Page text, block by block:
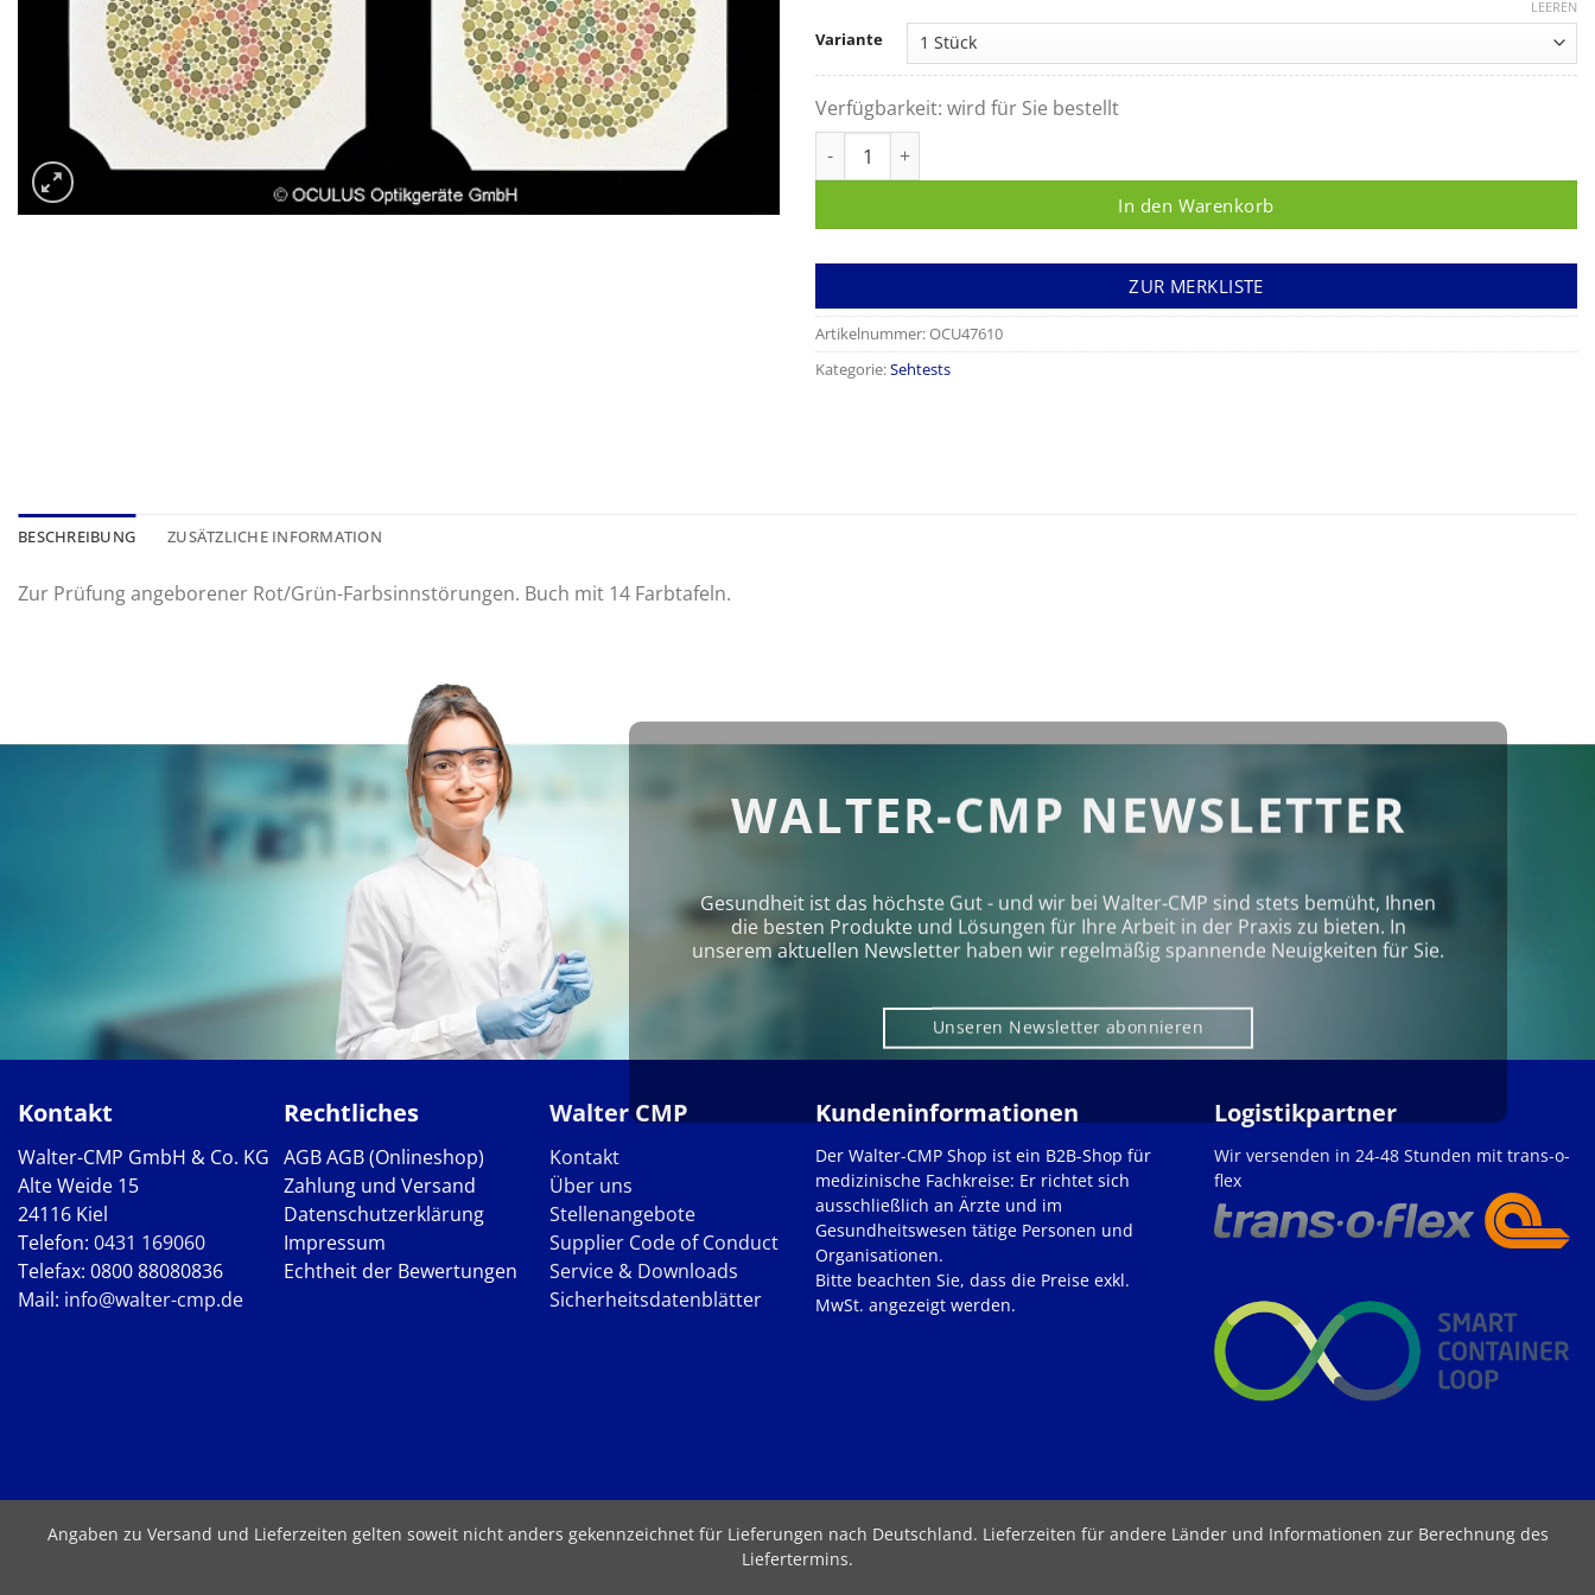
Variante
LEEREN
Verfügbarkeit: wird für Sie bestellt
In den Warenkorb
ZUR MERKLISTE
Artikelnummer:OCU47610
Kategorie:Sehtests
BESCHREIBUNG ZUSÄTZLICHE INFORMATION
Zur Prüfung angeborener Rot/Grün-Farbsinnstörungen. Buch mit 14 Farbtafeln.
WALTER-CMP NEWSLETTER
Gesundheit ist das höchste Gut - und wir bei Walter‑CMP sind stets bemüht, Ihnen
die besten Produkte und Lösungen für Ihre Arbeit in der Praxis zu bieten. In
unserem aktuellen Newsletter haben wir regelmäßig spannende Neuigkeiten für Sie.
Unseren Newsletter abonnieren
Kontakt
Walter-CMP GmbH & Co. KG
Alte Weide 15
24116 Kiel
Telefon: 0431 169060
Telefax: 0800 88080836
Mail: info@walter-cmp.de
Rechtliches
AGBAGB (Onlineshop)
Zahlung und Versand
Datenschutzerklärung
Impressum
Echtheit der Bewertungen
Walter CMP
Kontakt
Über uns
Stellenangebote
Supplier Code of Conduct
Service & Downloads
Sicherheitsdatenblätter
Kundeninformationen
Der Walter-CMP Shop ist ein B2B-Shop für
medizinische Fachkreise: Er richtet sich
ausschließlich an Ärzte und im
Gesundheitswesen tätige Personen und
Organisationen.
Bitte beachten Sie, dass die Preise exkl.
MwSt. angezeigt werden.
Logistikpartner
Wir versenden in 24-48 Stunden mit trans-o-
flex
Angaben zu Versand und Lieferzeiten gelten soweit nicht anders gekennzeichnet für Lieferungen nach Deutschland. Lieferzeiten für andere Länder und Informationen zur Berechnung des
Liefertermins.